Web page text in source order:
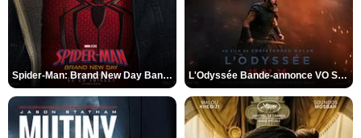
Spider-Man: Brand New Day Bande-annonce VO STFR L'Odyssée Bande-annonce VO STFR